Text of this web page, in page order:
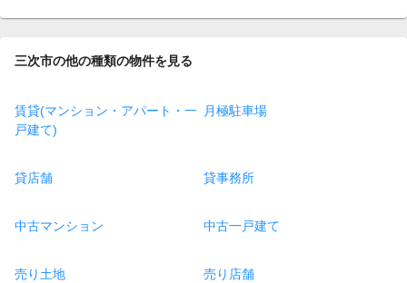
三次市の他の種類の物件を見る
賃貸(マンション・アパート・一
戸建て)
月極駐車場
貸店舗 貸事務所
中古マンション 中古一戸建て
売り土地 売り店舗